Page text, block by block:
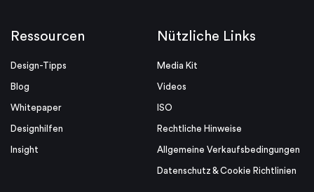
Ressourcen
Design-Tipps
Blog
Whitepaper
Designhilfen
Insight
Nützliche Links
Media Kit
Videos
ISO
Rechtliche Hinweise
Allgemeine Verkaufsbedingungen
Datenschutz & Cookie Richtlinien